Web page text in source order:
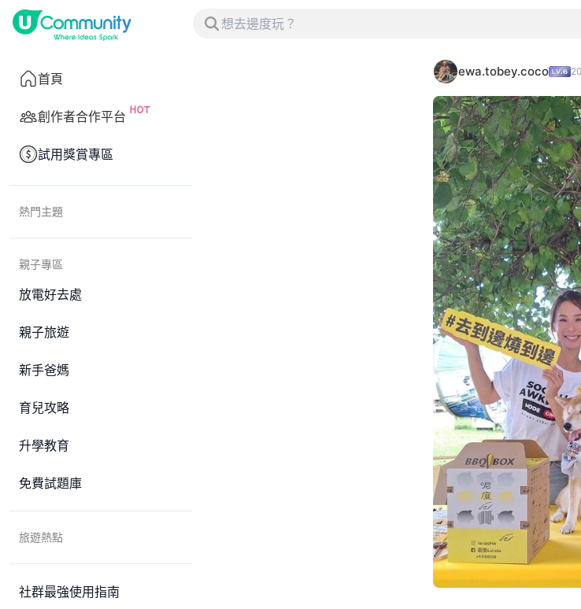
首頁
創作者合作平台
試用獎賞專區
熱門主題
親子專區
放電好去處
親子旅遊
新手爸媽
育兒攻略
升學教育
免費試題庫
旅遊熱點
社群最強使用指南
ewa.tobey.coco